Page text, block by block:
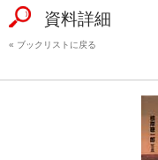
資料詳細
ブックリストに戻る